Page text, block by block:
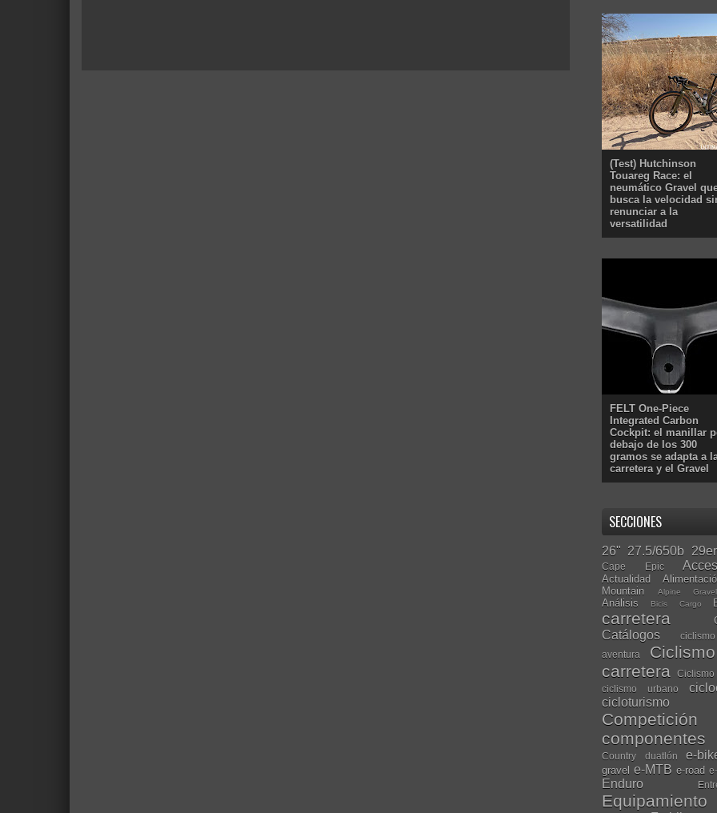
(Test) Hutchinson
Touareg Race: el
neumático Gravel
busca la velocidad
renunciar a la
versatilidad
FELT One-Piece
Integrated Carbon
Cockpit: el manillar
debajo de los 300
gramos se adapta a
carretera y el Gravel
SECCIONES
26" 27.5/650b 29er
Cape Epic
Actualidad
Mountain
Alpine
Análisis Bicis Cargo
carretera
Catálogos
aventura
carretera
Ciclismo
ciclismo urbano
cicloturismo
Competición
componentes
Country duatlón e-
gravel e-MTB e-road
Enduro
Equipamiento